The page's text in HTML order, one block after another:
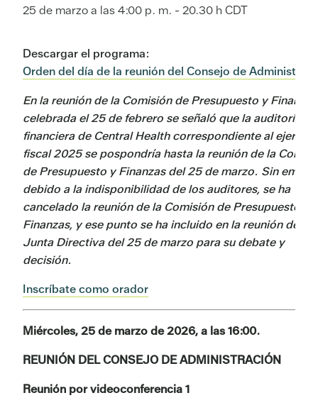
25 de marzo a las 4:00 p. m. - 20.30 h CDT
Descargar el programa:
Orden del día de la reunión del Consejo de
En la reunión de la Comisión de Presupuesto y Finanzas
celebrada el 25 de febrero se señaló que la auditoría
financiera de Central Health correspondiente al
fiscal 2025 se pospondría hasta la reunión de la
de Presupuesto y Finanzas del 25 de marzo. Sin
debido a la indisponibilidad de los auditores, se ha
cancelado la reunión de la Comisión de Presupuesto y
Finanzas, y ese punto se ha incluido en la reunión de la
Junta Directiva del 25 de marzo para su debate y
decisión.
Inscríbate como orador
Miércoles, 25 de marzo de 2026, a las 16:00.
REUNIÓN DEL CONSEJO DE ADMINISTRACIÓN
Reunión por videoconferencia 1